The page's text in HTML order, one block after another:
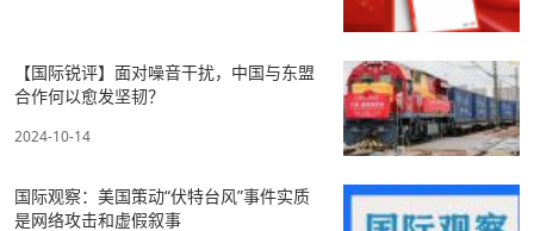
【国际锐评】面对噪音干扰，中国与东盟
合作何以愈发坚韧？
2024-10-14
国际观察：美国策动“伏特台风”事件实质
是网络攻击和虚假叙事